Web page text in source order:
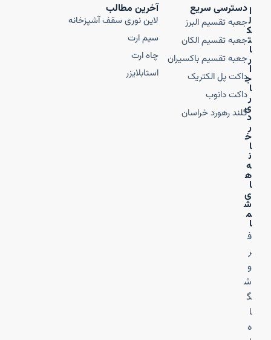
ا
ل
ک
ت
ا
ر
ا
ج
ا
ر
ی
د
ر
خ
ا
ن
ه‌
ه
ا
ی
ش
م
ا
ف
ر
و
ش
گ
ا
ه
دسترسی سریع
جعبه تقسیم البرز
جعبه تقسیم الکان
جعبه تقسیم باکسیران
داکت پل الکتریک
داکت دانوب
گلند رهورد خراسان
آخرین مطالب
لاین نوری سقف آشپزخانه
سیم ارت
چاه ارت
استابلایزر